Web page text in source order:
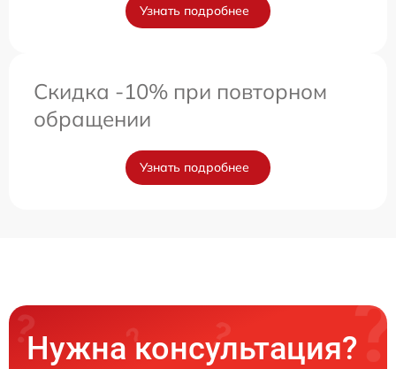
Узнать подробнее
Скидка -10% при повторном
обращении
Узнать подробнее
Нужна консультация?